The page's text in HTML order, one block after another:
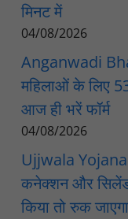
मिनट में
04/08/2026
Anganwadi
महिलाओं के लिए
आज ही भरें फॉर्म
04/08/2026
Ujjwala
कनेक्शन और
किया तो रुक